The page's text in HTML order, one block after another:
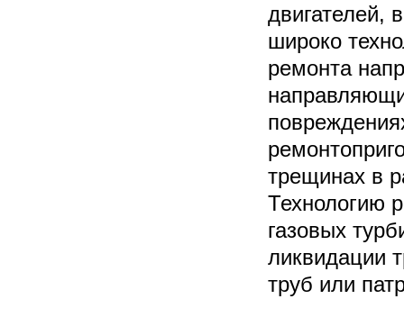
двигателей,
широко
ремонта
трещинах в
Технологию
газовых
ликвидации
труб или